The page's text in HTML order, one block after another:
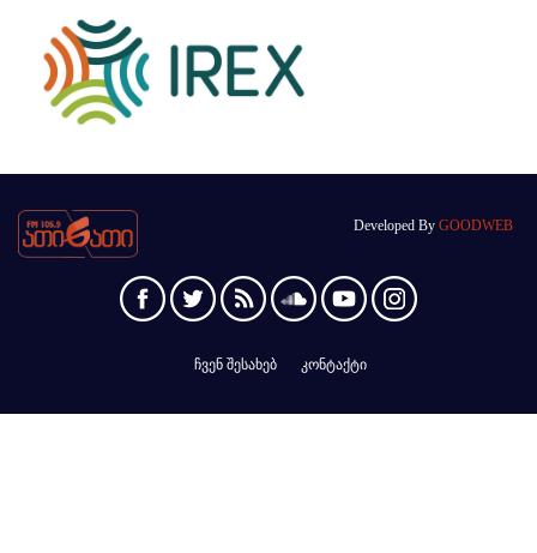
Developed By GOODWEB
ჩვენ შესახებ კონტაქტი